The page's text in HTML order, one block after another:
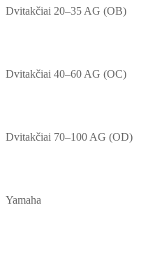
Dvitakčiai 20–35 AG (OB)
Dvitakčiai 40–60 AG (OC)
Dvitakčiai 70–100 AG (OD)
Yamaha